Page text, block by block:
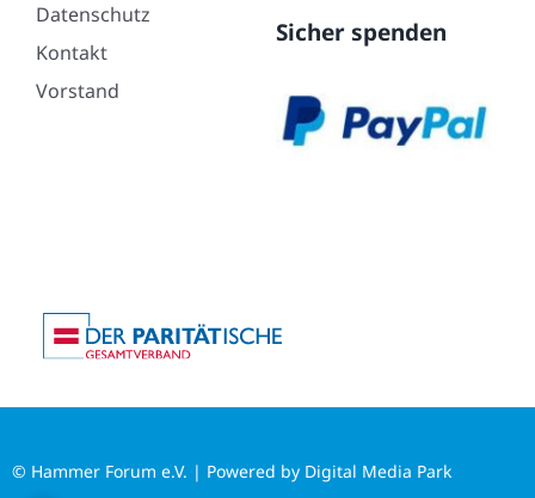
Datenschutz
Kontakt
Vorstand
Sicher spenden
© Hammer Forum e.V. | Powered by Digital Media Park